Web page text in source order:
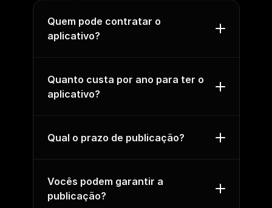
Quem pode contratar o
aplicativo?
Quanto custa por ano para ter o
aplicativo?
Qual o prazo de publicação?
Vocês podem garantir a
publicação?